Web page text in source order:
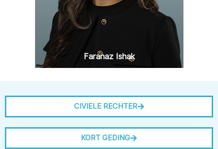
Faranaz Ishak
CIVIELE RECHTER
KORT GEDING